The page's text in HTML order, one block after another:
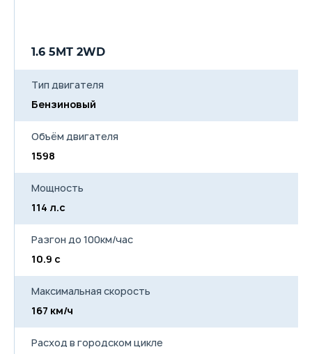
1.6 5MT 2WD
Тип двигателя
Бензиновый
Объём двигателя
1598
Мощность
114 л.с
Разгон до 100км/час
10.9 с
Максимальная скорость
167 км/ч
Расход в городском цикле